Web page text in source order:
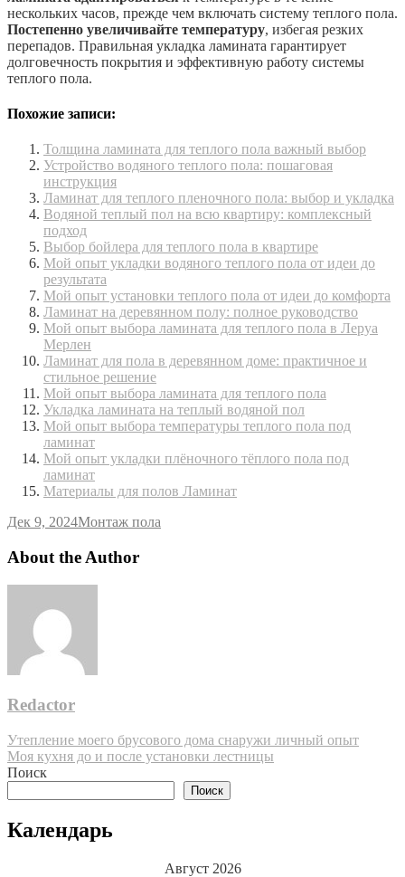
нескольких часов, прежде чем включать систему теплого пола.
Постепенно увеличивайте температуру, избегая резких
перепадов. Правильная укладка ламината гарантирует
долговечность покрытия и эффективную работу системы
теплого пола.
Похожие записи:
Толщина ламината для теплого пола важный выбор
Устройство водяного теплого пола: пошаговая
инструкция
Ламинат для теплого пленочного пола: выбор и укладка
Водяной теплый пол на всю квартиру: комплексный
подход
Выбор бойлера для теплого пола в квартире
Мой опыт укладки водяного теплого пола от идеи до
результата
Мой опыт установки теплого пола от идеи до комфорта
Ламинат на деревянном полу: полное руководство
Мой опыт выбора ламината для теплого пола в Леруа
Мерлен
Ламинат для пола в деревянном доме: практичное и
стильное решение
Мой опыт выбора ламината для теплого пола
Укладка ламината на теплый водяной пол
Мой опыт выбора температуры теплого пола под
ламинат
Мой опыт укладки плёночного тёплого пола под
ламинат
Материалы для полов Ламинат
Дек 9, 2024Монтаж пола
About the Author
Redactor
Навигация
по
Утепление моего брусового дома снаружи личный опыт
Моя кухня до и после установки лестницы
Поиск
Поиск
Календарь
Август 2026